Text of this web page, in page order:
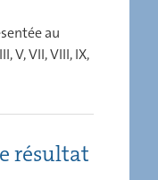
au
V, VII, VIII, IX,
résultat